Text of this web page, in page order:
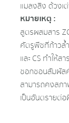
แมลงสิง ด้วงเ
หมายเหตุ :
สูตรผสมสาร
ศัตรูพืชที่ก้าวล้
และ CS ทำให้
ซอกซอนสัมผัสศั
สามารถคงสภา
เป็นอันตรายต่อ